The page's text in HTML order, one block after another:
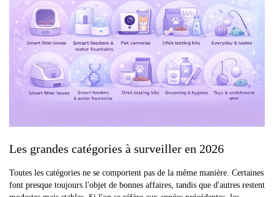
Les grandes catégories à surveiller en 2026
Toutes les catégories ne se comportent pas de la même manière. Certaines
font presque toujours l'objet de bonnes affaires, tandis que d'autres restent